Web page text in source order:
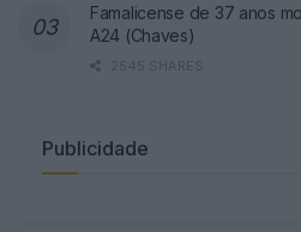
Famalicense de 37 anos
A24 (Chaves)
2545 SHARES
Publicidade